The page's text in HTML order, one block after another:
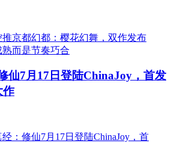
仙7月17日登陆ChinaJoy，首发
作